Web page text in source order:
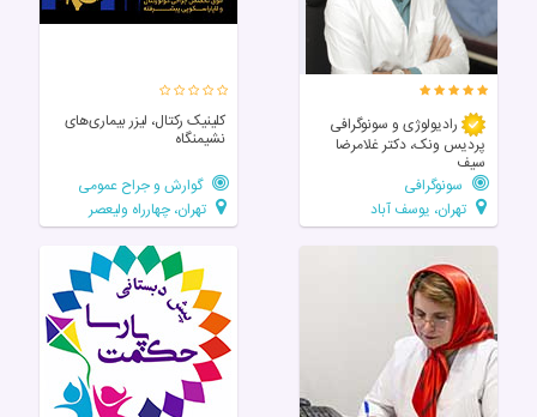
رادیولوژی و سونوگرافی
پردیس ونک، دکتر غلامرضا
سیف
سونوگرافی
تهران، یوسف آباد
کلینیک رکتال، لیزر بیماری‌های
نشیمنگاه
گوارش و جراح عمومی
تهران، چهارراه ولیعصر